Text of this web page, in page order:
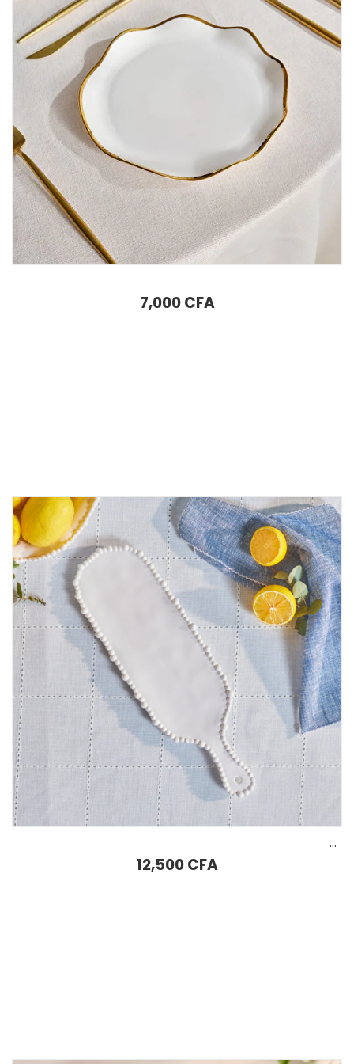
7,000CFA
Assiette à fromage en mélamine Karaca Perla 43 cm blanche
12,500CFA